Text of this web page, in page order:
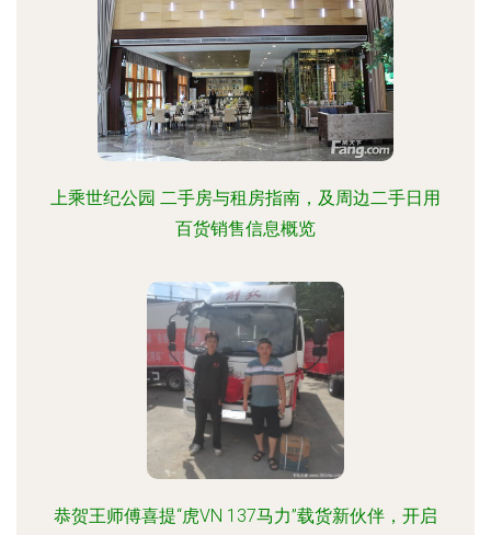
上乘世纪公园 二手房与租房指南，及周边二手日用
百货销售信息概览
恭贺王师傅喜提“虎VN 137马力”载货新伙伴，开启